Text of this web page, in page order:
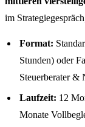
im
Format:
Stunden) oder
Steuerberater &
Laufzeit: 12
Monate